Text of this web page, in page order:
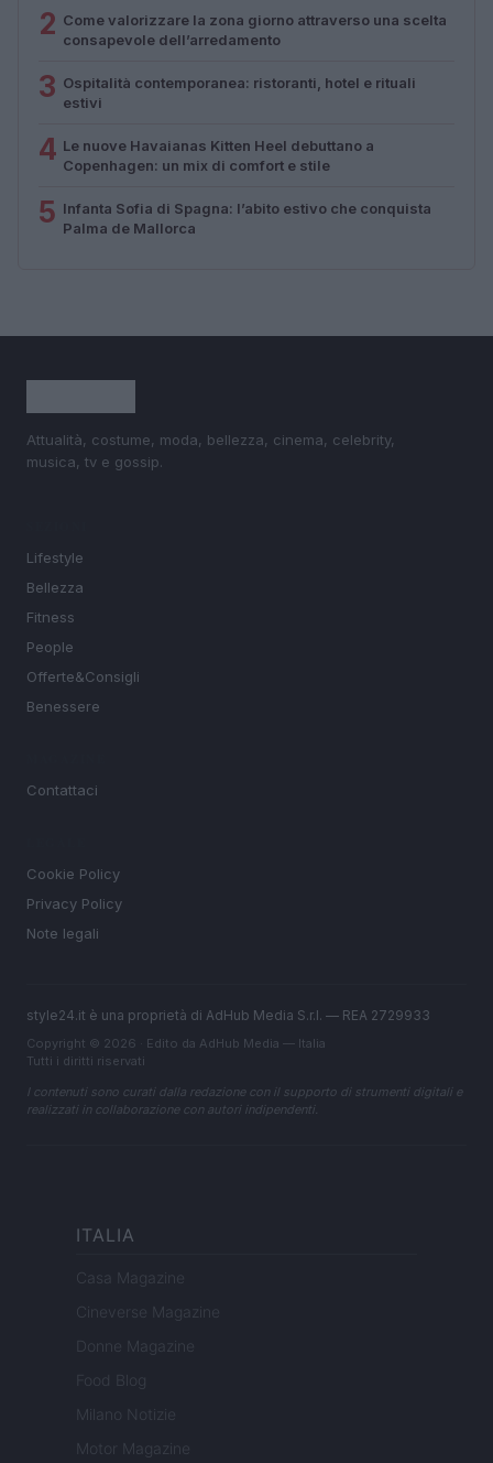
2 Come valorizzare la zona giorno attraverso una scelta
consapevole dell’arredamento
3 Ospitalità contemporanea: ristoranti, hotel e rituali
estivi
4 Le nuove Havaianas Kitten Heel debuttano a
Copenhagen: un mix di comfort e stile
5 Infanta Sofia di Spagna: l’abito estivo che conquista
Palma de Mallorca
Attualità, costume, moda, bellezza, cinema, celebrity,
musica, tv e gossip.
Lifestyle
Bellezza
Fitness
People
Offerte&Consigli
Benessere
Contattaci
Cookie Policy
Privacy Policy
Note legali
style24.it è una proprietà di AdHub Media S.r.l. — REA 2729933
Copyright © 2026 · Edito da AdHub Media — Italia
Tutti i diritti riservati
I contenuti sono curati dalla redazione con il supporto di strumenti digitali e
realizzati in collaborazione con autori indipendenti.
ITALIA
Casa Magazine
Cineverse Magazine
Donne Magazine
Food Blog
Milano Notizie
Motor Magazine